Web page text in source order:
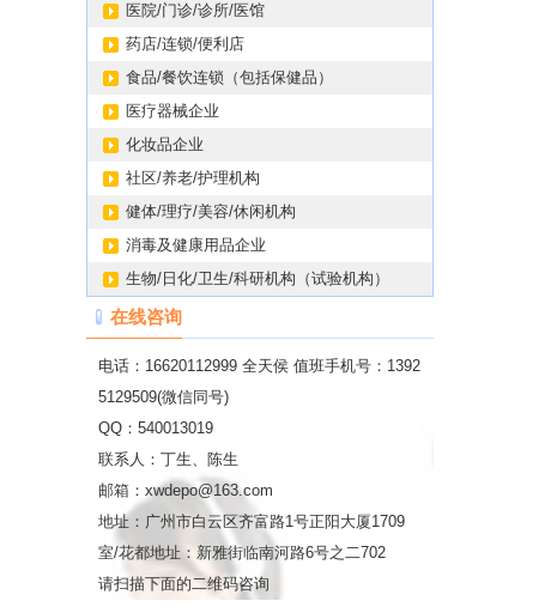
医院/门诊/诊所/医馆
药店/连锁/便利店
食品/餐饮连锁（包括保健品）
医疗器械企业
化妆品企业
社区/养老/护理机构
健体/理疗/美容/休闲机构
消毒及健康用品企业
生物/日化/卫生/科研机构（试验机构）
在线咨询
电话：16620112999 全天侯 值班手机号：1392
5129509(微信同号)
QQ：540013019
联系人：丁生、陈生
邮箱：xwdepo@163.com
地址：广州市白云区齐富路1号正阳大厦1709
室/花都地址：新雅街临南河路6号之二702
请扫描下面的二维码咨询